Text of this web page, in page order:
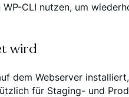
CLI nutzen, um
wird
dem Webserver
für Staging- und